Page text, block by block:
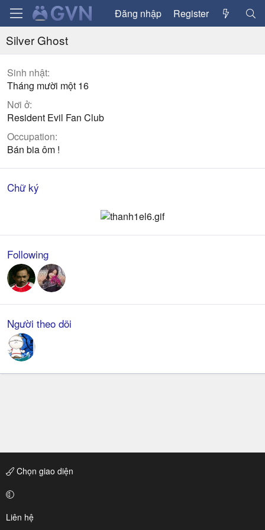
Đăng nhập Register
Silver Ghost
Sinh nhật
Tháng mười một 16
Nơi ở
Resident Evil Fan Club
Occupation
Bán bia ôm !
Chữ ký
Following
Người theo dõi
Chọn giao diện
Liên hệ